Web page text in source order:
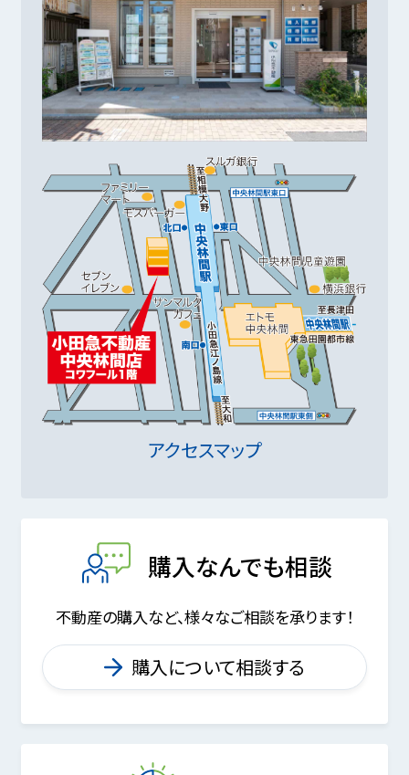
アクセスマップ
購入なんでも相談
不動産の購入など、様々なご相談を承ります！
購入について相談する